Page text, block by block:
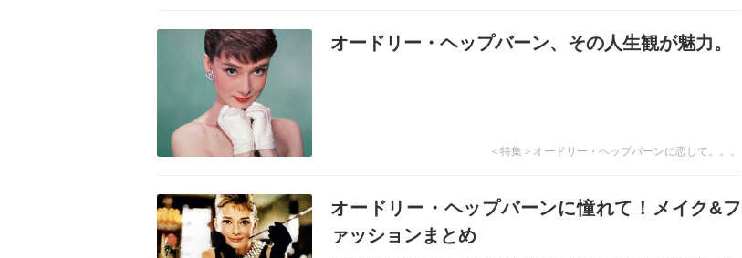
オードリー・ヘップバーン、その人生観が魅力。
＜特集＞オードリー・ヘップバーンに恋して。。。
オードリー・ヘップバーンに憧れて！メイク&フ
ァッションまとめ